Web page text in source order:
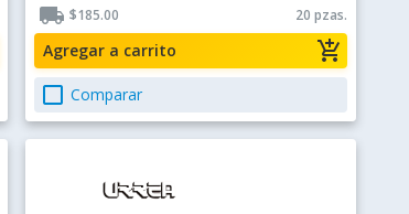
local_shipping $185.00 20 pzas.
add_shopping_cart
Agregar a carrito
check_box_outline_blank Comparar